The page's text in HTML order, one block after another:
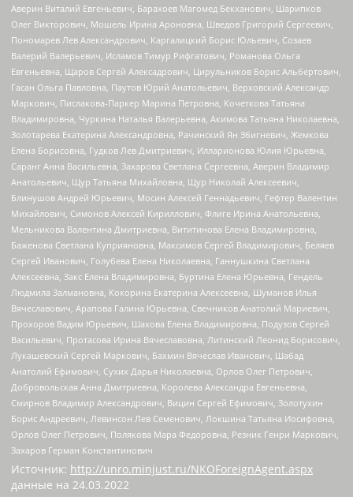
Аверин Виталий Евгеньевич, Барахоев Магомед Бекханович, Шарипков
Олег Викторович, Мошель Ирина Ароновна, Шведов Григорий Сергеевич,
Пономарев Лев Александрович, Каргалицкий Борис Юльевич, Созаев
Валерий Валерьевич, Исламов Тимур Рифгатович, Романова Ольга
Евгеньевна, Щаров Сергей Алексадрович, Цирульников Борис Альбертович,
Гасан Ольга Павловна, Паутов Юрий Анатольевич, Верховский Александр
Маркович, Пислакова-Паркер Марина Петровна, Кочеткова Татьяна
Владимировна, Чуркина Наталья Валерьевна, Акимова Татьяна Николаевна,
Золотарева Екатерина Александровна, Рачинский Ян Збигневич, Жемкова
Елена Борисовна, Гудков Лев Дмитриевич, Илларионова Юлия Юрьевна,
Саранг Анна Васильевна, Захарова Светлана Сергеевна, Аверин Владимир
Анатольевич, Щур Татьяна Михайловна, Щур Николай Алексеевич,
Блинушов Андрей Юрьевич, Мосин Алексей Геннадьевич, Гефтер Валентин
Михайлович, Симонов Алексей Кириллович, Флиге Ирина Анатольевна,
Мельникова Валентина Дмитриевна, Вититинова Елена Владимировна,
Баженова Светлана Куприяновна, Максимов Сергей Владимирович, Беляев
Сергей Иванович, Голубева Елена Николаевна, Ганнушкина Светлана
Алексеевна, Закс Елена Владимировна, Буртина Елена Юрьевна, Гендель
Людмила Залмановна, Кокорина Екатерина Алексеевна, Шуманов Илья
Вячеславович, Арапова Галина Юрьевна, Свечников Анатолий Мариевич,
Прохоров Вадим Юрьевич, Шахова Елена Владимировна, Подузов Сергей
Васильевич, Протасова Ирина Вячеславовна, Литинский Леонид Борисович,
Лукашевский Сергей Маркович, Бахмин Вячеслав Иванович, Шабад
Анатолий Ефимович, Сухих Дарья Николаевна, Орлов Олег Петрович,
Добровольская Анна Дмитриевна, Королева Александра Евгеньевна,
Смирнов Владимир Александрович, Вицин Сергей Ефимович, Золотухин
Борис Андреевич, Левинсон Лев Семенович, Локшина Татьяна Иосифовна,
Орлов Олег Петрович, Полякова Мара Федоровна, Резник Генри Маркович,
Захаров Герман Константинович
Источник: http://unro.minjust.ru/NKOForeignAgent.aspx
данные на 24.03.2022